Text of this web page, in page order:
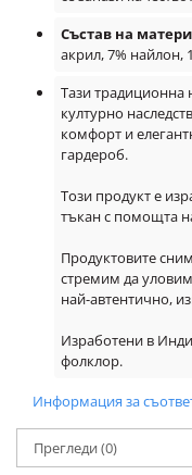
Състав на
акрил, 7% найлон,
Тази традиционна
културно
комфорт и
гардероб.
Този продукт е
тъкан с помощта
Продуктовите
стремим да
най-автентично,
Изработени в
фолклор.
Информация за
Прегледи (0)